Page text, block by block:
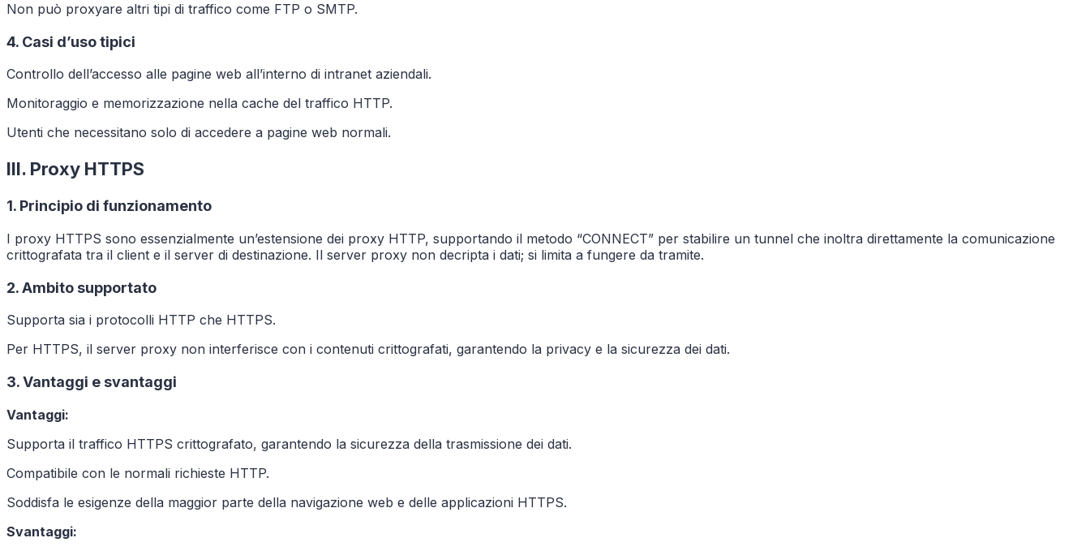
Non può proxyare altri tipi di traffico come FTP o SMTP.
4. Casi d’uso tipici
Controllo dell’accesso alle pagine web all’interno di intranet aziendali.
Monitoraggio e memorizzazione nella cache del traffico HTTP.
Utenti che necessitano solo di accedere a pagine web normali.
III. Proxy HTTPS
1. Principio di funzionamento
I proxy HTTPS sono essenzialmente un’estensione dei proxy HTTP, supportando il metodo “CONNECT” per stabilire un tunnel che inoltra direttamente la comunicazione
crittografata tra il client e il server di destinazione. Il server proxy non decripta i dati; si limita a fungere da tramite.
2. Ambito supportato
Supporta sia i protocolli HTTP che HTTPS.
Per HTTPS, il server proxy non interferisce con i contenuti crittografati, garantendo la privacy e la sicurezza dei dati.
3. Vantaggi e svantaggi
Vantaggi:
Supporta il traffico HTTPS crittografato, garantendo la sicurezza della trasmissione dei dati.
Compatibile con le normali richieste HTTP.
Soddisfa le esigenze della maggior parte della navigazione web e delle applicazioni HTTPS.
Svantaggi: